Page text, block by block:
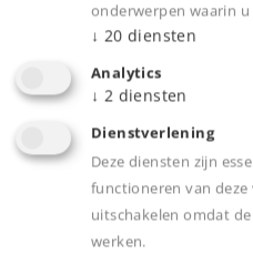
Product
onderwerpen waarin
↓ 20 diensten
Analytics
↓ 2 diensten
Dienstverlening
Deze diensten zijn
functioneren van
uitschakelen omdat
werken.